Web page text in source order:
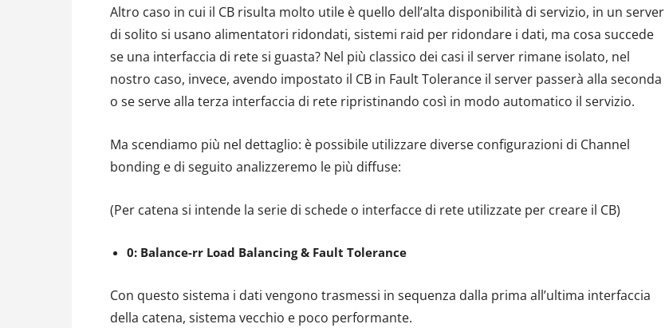
Altro caso in cui il CB risulta molto utile è quello dell’alta disponibilità di servizio, in un server
di solito si usano alimentatori ridondati, sistemi raid per ridondare i dati, ma cosa succede
se una interfaccia di rete si guasta? Nel più classico dei casi il server rimane isolato, nel
nostro caso, invece, avendo impostato il CB in Fault Tolerance il server passerà alla seconda
o se serve alla terza interfaccia di rete ripristinando così in modo automatico il servizio.
Ma scendiamo più nel dettaglio: è possibile utilizzare diverse configurazioni di Channel
bonding e di seguito analizzeremo le più diffuse:
(Per catena si intende la serie di schede o interfacce di rete utilizzate per creare il CB)
0: Balance-rr Load Balancing & Fault Tolerance
Con questo sistema i dati vengono trasmessi in sequenza dalla prima all’ultima interfaccia
della catena, sistema vecchio e poco performante.